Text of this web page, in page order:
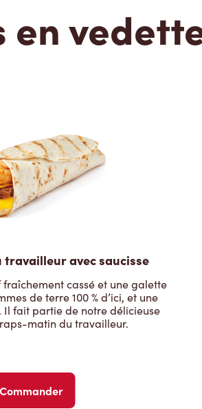
en
avec saucisse
cassé et une galette
de terre 100 % d’ici, et une
Il fait partie de notre délicieuse
matin du travailleur.
Commander